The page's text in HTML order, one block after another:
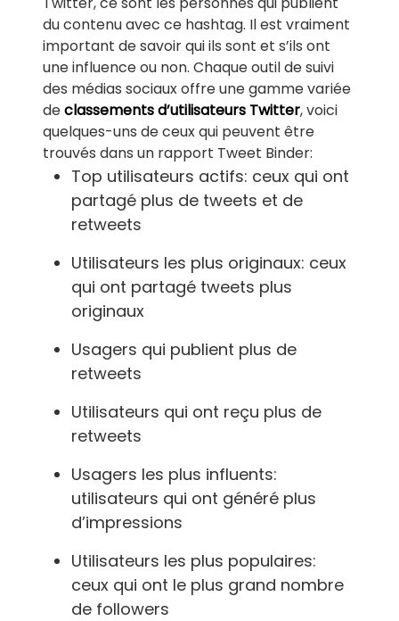
du contenu avec ce hashtag. Il est vraiment
important de savoir qui ils sont et s’ils ont
une influence ou non. Chaque outil de suivi
des médias sociaux offre une gamme variée
declassements d’utilisateurs Twitter, voici
quelques-uns de ceux qui peuvent être
trouvés dans un rapport Tweet Binder:
Top utilisateurs actifs: ceux qui ont
partagé plus de tweets et de
retweets
Utilisateurs les plus originaux: ceux
qui ont partagé tweets plus
originaux
Usagers qui publient plus de
retweets
Utilisateurs qui ont reçu plus de
retweets
Usagers les plus influents:
utilisateurs qui ont généré plus
d’impressions
Utilisateurs les plus populaires:
ceux qui ont le plus grand nombre
de followers